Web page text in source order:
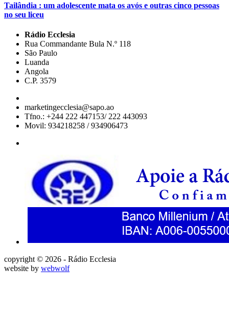
Tailândia : um adolescente mata os avós e outras cinco pessoas
no seu liceu
Rádio Ecclesia
Rua Commandante Bula N.º 118
São Paulo
Luanda
Angola
C.P. 3579
marketingecclesia@sapo.ao
Tfno.: +244 222 447153/ 222 443093
Movil: 934218258 / 934906473
copyright © 2026 - Rádio Ecclesia
website by webwolf